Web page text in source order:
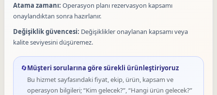
Atama zamanı: Operasyon planı rezervasyon kapsamı
onaylandıktan sonra hazırlanır.
Değişiklik güvencesi: Değişiklikler onaylanan kapsamı veya
kalite seviyesini düşüremez.
🔄Müşteri sorularına göre sürekli ürünleştiriyoruz
Bu hizmet sayfasındaki fiyat, ekip, ürün, kapsam ve
operasyon bilgileri; “Kim gelecek?”, “Hangi ürün gelecek?”